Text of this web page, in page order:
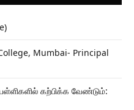
Mumbai- Principal
கற்பிக்க வேண்டும்: